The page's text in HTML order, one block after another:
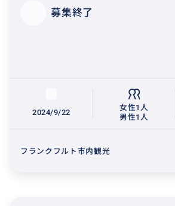
募集終了
2024/9/22
女性1人
男性1人
フランクフルト市内観光